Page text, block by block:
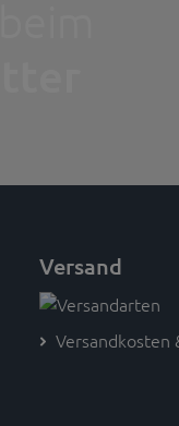
Versand
Versandkosten